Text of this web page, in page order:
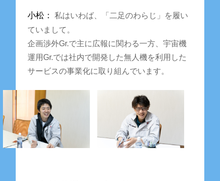
小松：
私はいわば、「二足のわらじ」を履い
ていまして。
企画渉外Gr.で主に広報に関わる一方、宇宙機
運用Gr.では社内で開発した無人機を利用した
サービスの事業化に取り組んでいます。